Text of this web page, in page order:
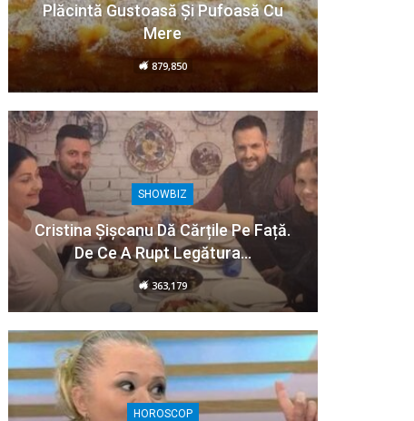
Plăcintă Gustoasă Și Pufoasă Cu
Mere
879,850
SHOWBIZ
Cristina Șișcanu Dă Cărțile Pe Față.
De Ce A Rupt Legătura…
363,179
HOROSCOP